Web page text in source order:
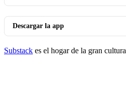
Descargar la app
Substack es el hogar de la gran cultura